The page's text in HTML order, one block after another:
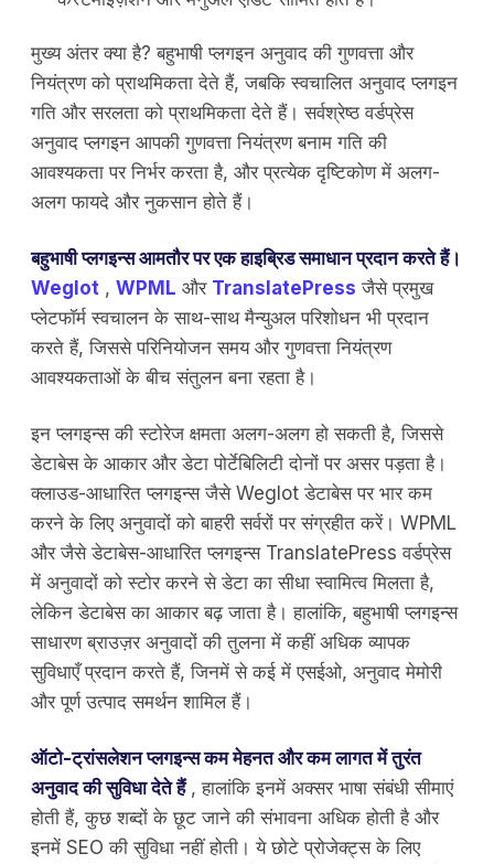
मुख्य अंतर क्या है? बहुभाषी प्लगइन अनुवाद की गुणवत्ता और
नियंत्रण को प्राथमिकता देते हैं, जबकि स्वचालित अनुवाद प्लगइन
गति और सरलता को प्राथमिकता देते हैं। सर्वश्रेष्ठ वर्डप्रेस
अनुवाद प्लगइन आपकी गुणवत्ता नियंत्रण बनाम गति की
आवश्यकता पर निर्भर करता है, और प्रत्येक दृष्टिकोण में अलग-
अलग फायदे और नुकसान होते हैं।
बहुभाषी प्लगइन्स आमतौर पर एक हाइब्रिड समाधान प्रदान करते हैं।
Weglot , WPML और TranslatePress जैसे प्रमुख
प्लेटफॉर्म स्वचालन के साथ-साथ मैन्युअल परिशोधन भी प्रदान
करते हैं, जिससे परिनियोजन समय और गुणवत्ता नियंत्रण
आवश्यकताओं के बीच संतुलन बना रहता है।
इन प्लगइन्स की स्टोरेज क्षमता अलग-अलग हो सकती है, जिससे
डेटाबेस के आकार और डेटा पोर्टेबिलिटी दोनों पर असर पड़ता है।
क्लाउड-आधारित प्लगइन्स जैसे Weglot डेटाबेस पर भार कम
करने के लिए अनुवादों को बाहरी सर्वरों पर संग्रहीत करें। WPML
और जैसे डेटाबेस-आधारित प्लगइन्स TranslatePress वर्डप्रेस
में अनुवादों को स्टोर करने से डेटा का सीधा स्वामित्व मिलता है,
लेकिन डेटाबेस का आकार बढ़ जाता है। हालांकि, बहुभाषी प्लगइन्स
साधारण ब्राउज़र अनुवादों की तुलना में कहीं अधिक व्यापक
सुविधाएँ प्रदान करते हैं, जिनमें से कई में एसईओ, अनुवाद मेमोरी
और पूर्ण उत्पाद समर्थन शामिल हैं।
ऑटो-ट्रांसलेशन प्लगइन्स कम मेहनत और कम लागत में तुरंत
अनुवाद की सुविधा देते हैं, हालांकि इनमें अक्सर भाषा संबंधी सीमाएं
होती हैं, कुछ शब्दों के छूट जाने की संभावना अधिक होती है और
इनमें SEO की सुविधा नहीं होती। ये छोटे प्रोजेक्ट्स के लिए